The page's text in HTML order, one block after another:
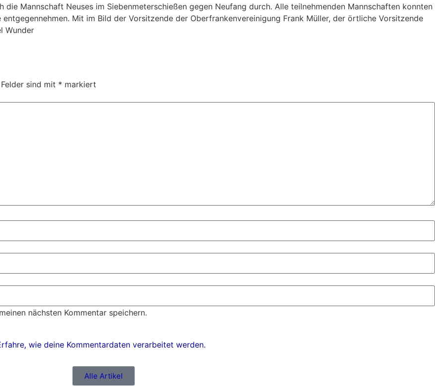
Mannschaft Neuses im Siebenmeterschießen gegen Neufang durch. Alle teilnehmenden Mannschaften konnten
Mit im Bild der Vorsitzende der Oberfrankenvereinigung Frank Müller, der örtliche Vorsitzende
Wunder
sind mit * markiert
nächsten Kommentar speichern.
wie deine Kommentardaten verarbeitet werden.
Alle Artikel